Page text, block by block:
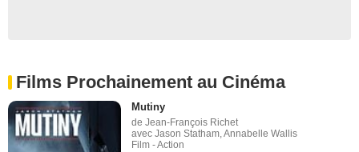
Films Prochainement au Cinéma
Mutiny
de Jean-François Richet
avec Jason Statham, Annabelle Wallis
Film - Action